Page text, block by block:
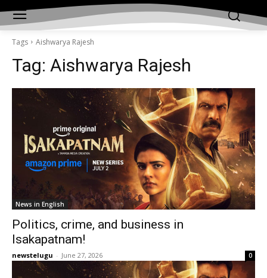
Tags Aishwarya Rajesh
Tag: Aishwarya Rajesh
News in English
Politics, crime, and business in
Isakapatnam!
newstelugu - June 27, 2026 0